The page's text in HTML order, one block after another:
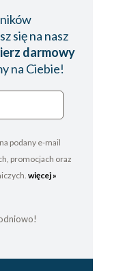
się na nasz
darmowy
na Ciebie!
podany e-mail
promocjach oraz
więcej »